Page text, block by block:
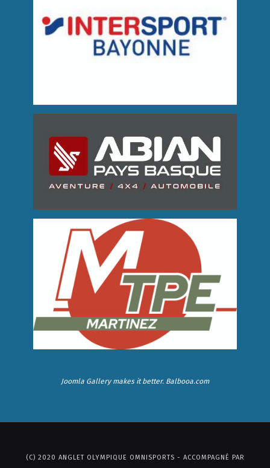
Joomla Gallerymakes it better. Balbooa.com
(C) 2020 ANGLET OLYMPIQUE OMNISPORTS - ACCOMPAGNÉ PAR